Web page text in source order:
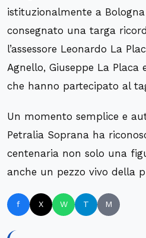
istituzionalmente a
consegnato una targa
l’assessore Leonardo La
Agnello, Giuseppe La Placa
che hanno partecipato al
Un momento semplice e
Petralia Soprana ha
centenaria non solo una
anche un pezzo vivo della
f X W T M